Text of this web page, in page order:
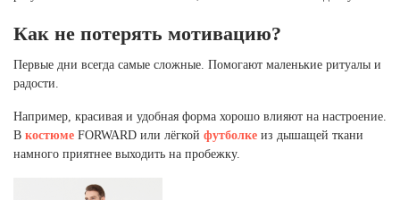
Как не потерять мотивацию?
Первые дни всегда самые сложные. Помогают маленькие ритуалы и
радости.
Например, красивая и удобная форма хорошо влияют на настроение.
В костюме FORWARD или лёгкой футболке из дышащей ткани
намного приятнее выходить на пробежку.